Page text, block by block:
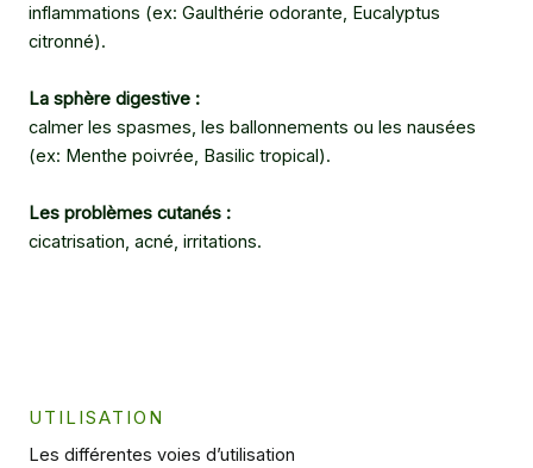
inflammations (ex: Gaulthérie odorante, Eucalyptus
citronné).
La sphère digestive :
calmer les spasmes, les ballonnements ou les nausées
(ex: Menthe poivrée, Basilic tropical).
Les problèmes cutanés :
cicatrisation, acné, irritations.
UTILISATION
Les différentes voies d’utilisation